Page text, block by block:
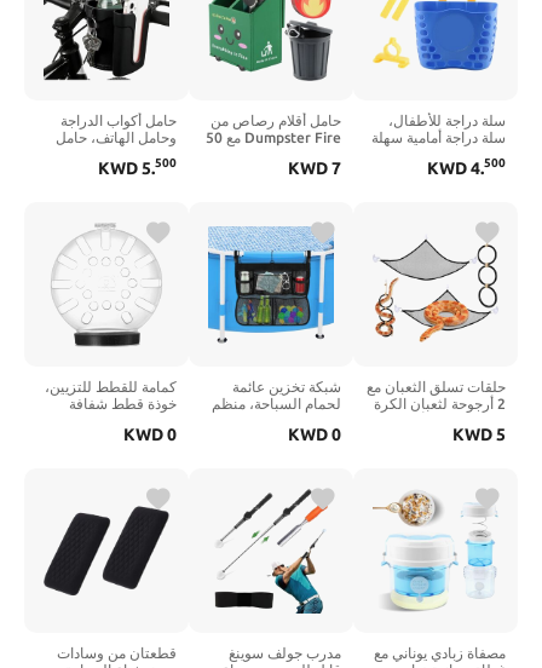
سلة دراجة للأطفال،
سلة دراجة أمامية سهلة
ومشبك، ملحقات دراجة
العجلات، تناسب عالمي
لمعظم المقاود
KWD4.500
حامل أقلام رصاص من
Dumpster Fire مع 50
ملاحظات اللهب، منظم
لطيف للمكتب، هدية
على شكل فيل أبيض
لزملاء العمل والرجال
والنساء
KWD7
حامل أكواب الدراجة
وحامل الهاتف، حامل
الإلكترونية والسكوتر
وعربة الأطفال
والكرسي المتحرك
(أسود)
KWD5.500
حلقات تسلق الثعبان مع
2 أرجوحة لثعبان الكرة
إثراء الزواحف للثعبان،
الثعبان (أسود)
KWD5
شبكة تخزين عائمة
لحمام السباحة، منظم
شبكية للتخزين بجانب
حمام السباحة لألعاب
حمام السباحة،
العوامات، كرات
الشاطئ 24 × 20 بوصة
KWD0
كمامة للقطط للتزيين،
خوذة قطط شفافة
قابلة للتعديل قابلة
رائد الفضاء لحمام
الحيوانات الأليفة وتقليم
الأظافر (م)
KWD0
مصفاة زبادي يوناني مع
مدرب جولف سوينغ
قطعتان من وسادات